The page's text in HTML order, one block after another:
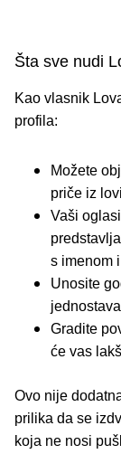
Šta sve nudi
Kao vlasnik
profila:
Možete
priče iz
Vaši oglasi
s imenom
Unosite
Gradite
će vas
Ovo nije
prilika da se
koja ne nosi